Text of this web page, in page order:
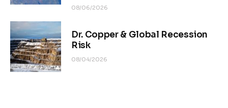
08/06/2026
Dr. Copper & Global Recession
Risk
08/04/2026